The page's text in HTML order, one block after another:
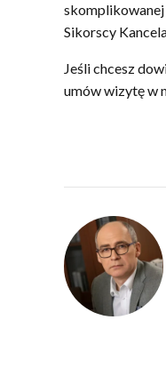
skomplikowanej
Sikorscy
Jeśli chcesz
umów wizytę w